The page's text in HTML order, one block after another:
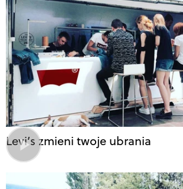
Levi’s zmieni twoje ubrania